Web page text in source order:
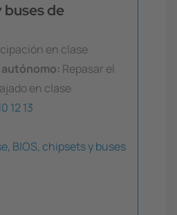
buses de
en clase
Repasar el
en clase
1213
BIOS, chipsets y buses